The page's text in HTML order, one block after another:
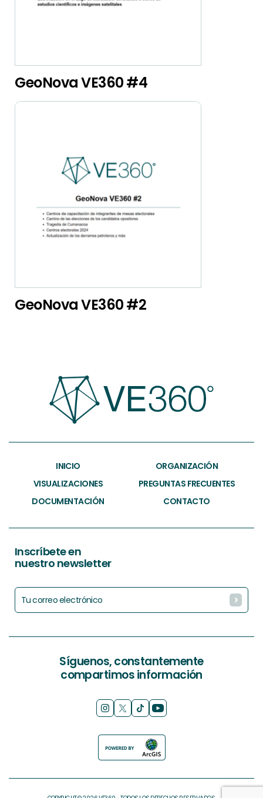
GeoNova VE360 #4
GeoNova VE360 #2
INICIO
ORGANIZACIÓN
VISUALIZACIONES
PREGUNTAS FRECUENTES
DOCUMENTACIÓN
CONTACTO
Inscríbete en
nuestro newsletter
Síguenos, constantemente
compartimos información